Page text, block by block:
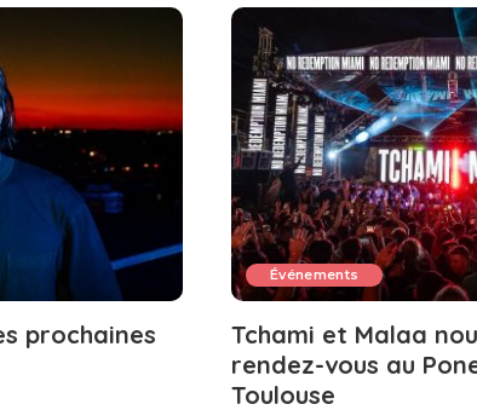
prochaines
Événements
Tchami et Malaa
rendez-vous au
Toulouse